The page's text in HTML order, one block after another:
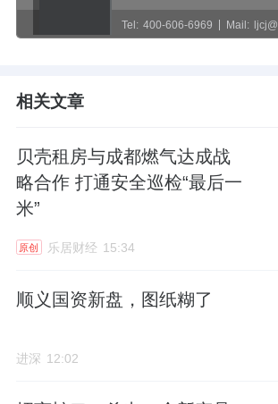
Tel: 400-606-6969 Mail:
相关文章
贝壳租房与成都燃气达成战
略合作 打通安全巡检“最后一
米”
原创 乐居财经 15:34
顺义国资新盘，图纸糊了
进深 12:02